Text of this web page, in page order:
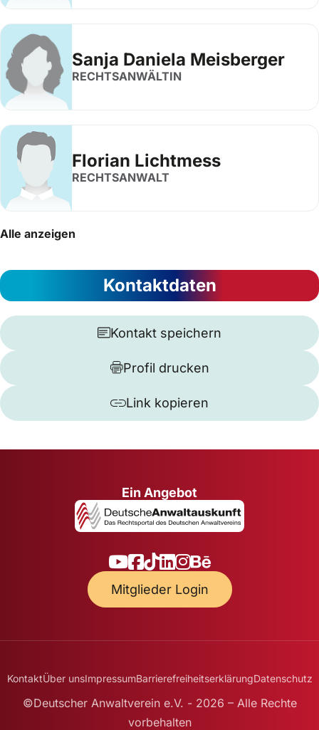
Sanja Daniela Meisberger
RECHTSANWÄLTIN
Florian Lichtmess
RECHTSANWALT
Alle anzeigen
Kontaktdaten
Kontakt speichern
Profil drucken
Link kopieren
Ein Angebot
Mitglieder Login
KontaktÜber unsImpressumBarrierefreiheitserklärungDatenschutz
©Deutscher Anwaltverein e.V. - 2026 – Alle Rechte
vorbehalten